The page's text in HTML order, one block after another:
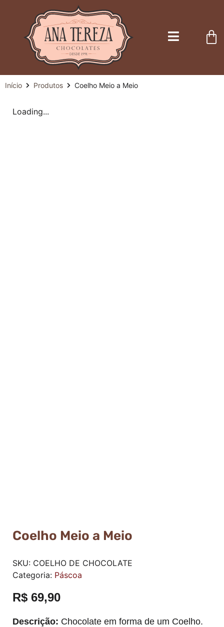
Início Produtos Coelho Meio a Meio
Loading...
Coelho Meio a Meio
SKU: COELHO DE CHOCOLATE
Categoria: Páscoa
R$ 69,90
Descrição: Chocolate em forma de um Coelho.